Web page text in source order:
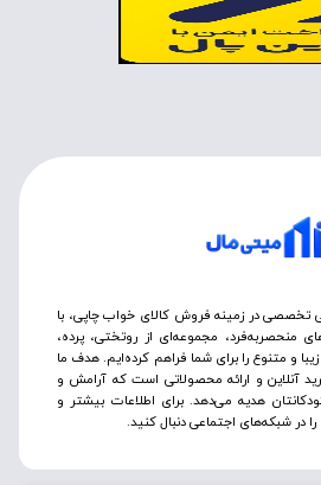
تخصصی در زمینه فروش کالای خواب چاپی، با
منحصربه‌فرد، مجموعه‌ای از روتختی‌، پرده،
و متنوع را برای شما فراهم کرده‌ایم. هدف ما
آنلاین و ارائه محصولاتی است که آرامش و
هدیه می‌دهد. برای اطلاعات بیشتر و
در شبکه‌های اجتماعی دنبال کنید.